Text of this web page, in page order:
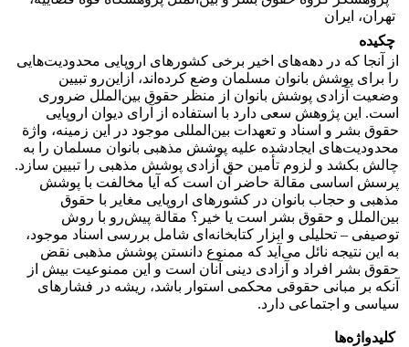
تهران، ایران
چکیده
از آنجا که در دهه‌های اخیر برخی کشورهای اروپایی محدودیت‌هایی
را برای پوشش بانوان مسلمان وضع کرده‌اند، ازاین‌رو تبیین
وضعیت آزادی پوشش بانوان از منظر حقوق بین‌الملل ضروری
است. این پژوهش سعی دارد با استفاده از آرای دیوان اروپایی
حقوق بشر و اسناد و تعهدات بین‌المللی موجود در این زمینه، واژة
محدودیت‌های ایجادشده علیه پوشش مذهبی بانوان مسلمان را به
چالش بکشد و لزوم تأمین حق آزادی پوشش مذهبی را تبیین سازد.
پرسش اساسی مقالة حاضر آن است که آیا مخالفت با پوشش
مذهبی و حجاب بانوان در کشورهای اروپایی مغایر با حقوق
بین‌الملل و حقوق بشر است یا خیر؟ مقالة پیش‌رو با روش
توصیفی – تحلیلی و ابزار کتابخانه‌ای شامل بررسی اسناد موجود،
به این نتیجه نائل می‌آید که ممنوع دانستن پوشش مذهبی نقض
حقوق بشر افراد و آزادی دینی آنان است و این ممنوعیت بیش از
آنکه بر مبانی حقوقی محکمی استوار باشد، ریشه در فشارهای
سیاسی و اجتماعی دارد.
کلیدواژه‌ها